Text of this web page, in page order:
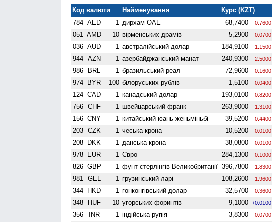
Код валюти Найменування
Курс (KZT)
784 AED 1 дирхам ОАЕ 68,7400 -0.7600
051 AMD 10 вiрменських драмів 5,2900 -0.0700
036 AUD 1 австралійський долар 184,9100 -1.1500
944 AZN 1 азербайджанський манат 240,9300 -2.5000
986 BRL 1 бразильський реал 72,9600 -0.1600
974 BYR 100 білоруських рублів 1,5100 -0.0400
124 CAD 1 канадський долар 193,0100 -0.8200
756 CHF 1 швейцарський франк 263,9000 -1.3100
156 CNY 1 китайський юань женьмiньбi 39,5200 -0.4400
203 CZK 1 чеська крона 10,5200 -0.0100
208 DKK 1 данська крона 38,0800 -0.0100
978 EUR 1 Євро 284,1300 -0.1000
826 GBP 1 фунт стерлінгів Велико­британії 396,7800 -1.8300
981 GEL 1 грузинський ларі 108,2600 -1.9600
344 HKD 1 гонконгівський долар 32,5700 -0.3600
348 HUF 10 угорських форинтів 9,1000 +0.0100
356 INR 1 індійська рупія 3,8300 -0.0700